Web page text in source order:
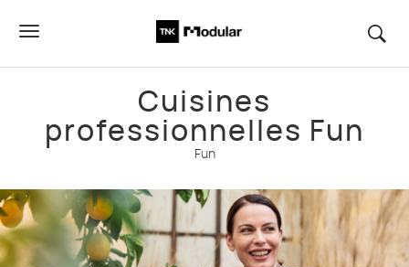
Cuisines
professionnelles Fun
Fun